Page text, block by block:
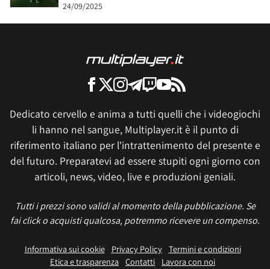
24/09/2025
Dedicato cervello e anima a tutti quelli che i videogiochi
li hanno nel sangue, Multiplayer.it è il punto di
riferimento italiano per l'intrattenimento del presente e
del futuro. Preparatevi ad essere stupiti ogni giorno con
articoli, news, video, live e produzioni geniali.
Tutti i prezzi sono validi al momento della pubblicazione. Se
fai click o acquisti qualcosa, potremmo ricevere un compenso.
Informativa sui cookie Privacy Policy
Termini e condizioni
Etica e trasparenza Contatti Lavora con noi